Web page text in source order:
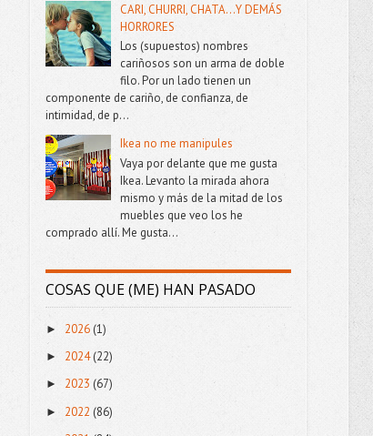
CARI, CHURRI, CHATA...Y DEMÁS
HORRORES
Los (supuestos) nombres
cariñosos son un arma de doble
filo. Por un lado tienen un
componente de cariño, de confianza, de
intimidad, de p...
Ikea no me manipules
Vaya por delante que me gusta
Ikea. Levanto la mirada ahora
mismo y más de la mitad de los
muebles que veo los he
comprado allí. Me gusta...
COSAS QUE (ME) HAN PASADO
► 2026 (1)
► 2024(22)
► 2023 (67)
► 2022 (86)